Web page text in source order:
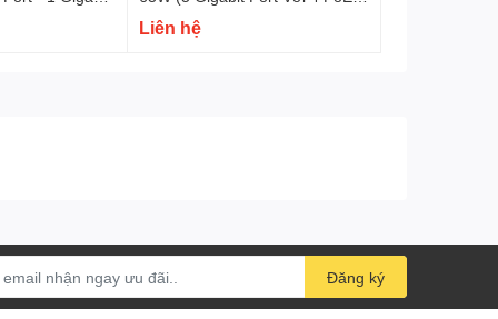
Packet forwarding
13.4Mpps
Công suất /
Điện áp đầu vào 100-240V AC 50/60Hz
Port)
Liên hệ
Đăng ký